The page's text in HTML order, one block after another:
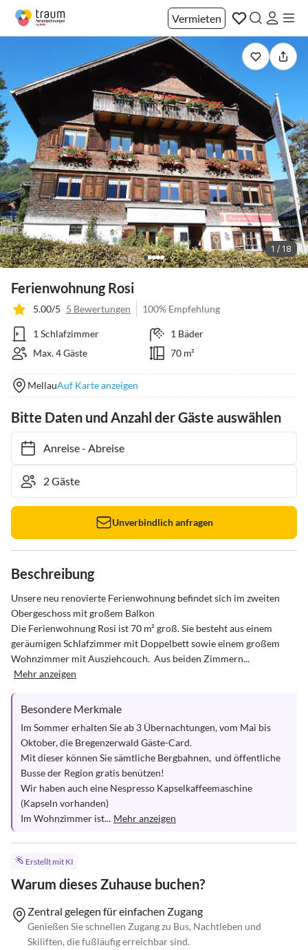
Vermieten
1 / 18
Ferienwohnung Rosi
5.00/5 5 Bewertungen 100% Empfehlung
1 Schlafzimmer
1 Bäder
Max. 4 Gäste
70 m²
MellauAuf Karte anzeigen
Bitte Daten und Anzahl der Gäste auswählen
Anreise- Abreise
Unverbindlich anfragen
Beschreibung
Unsere neu renovierte Ferienwohnung befindet sich im zweiten
Obergeschoss mit großem Balkon
Die Ferienwohnung Rosi ist 70 m² groß. Sie besteht aus einem
geräumigen Schlafzimmer mit Doppelbett sowie einem großem
Wohnzimmer mit Ausziehcouch.  Aus beiden Zimmern...
Mehr anzeigen
Besondere Merkmale
Im Sommer erhalten Sie ab 3 Übernachtungen, vom Mai bis
Oktober, die Bregenzerwald Gäste-Card.
Mit dieser können Sie sämtliche Bergbahnen,  und öffentliche
Busse der Region gratis benützen!
Wir haben auch eine Nespresso Kapselkaffeemaschine
(Kapseln vorhanden)
Im Wohnzimmer ist... Mehr anzeigen
Erstellt mit KI
Warum dieses Zuhause buchen?
Zentral gelegen für einfachen Zugang
Genießen Sie schnellen Zugang zu Bus, Nachtleben und
Skiliften, die fußläufig erreichbar sind.